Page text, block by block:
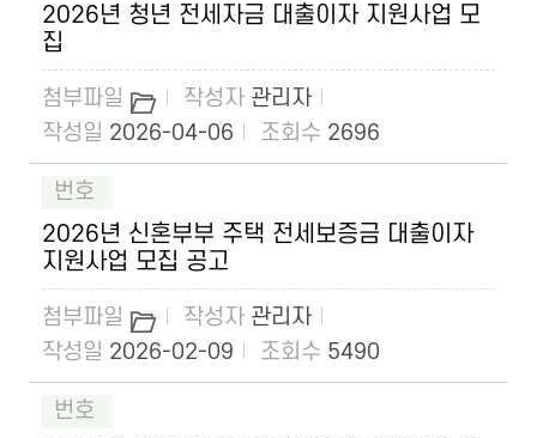
2026년 청년 전세자금 대출이자 지원사업 모
집
관리자
2026-04-06
2696
2026년 신혼부부 주택 전세보증금 대출이자
지원사업 모집 공고
관리자
2026-02-09
5490